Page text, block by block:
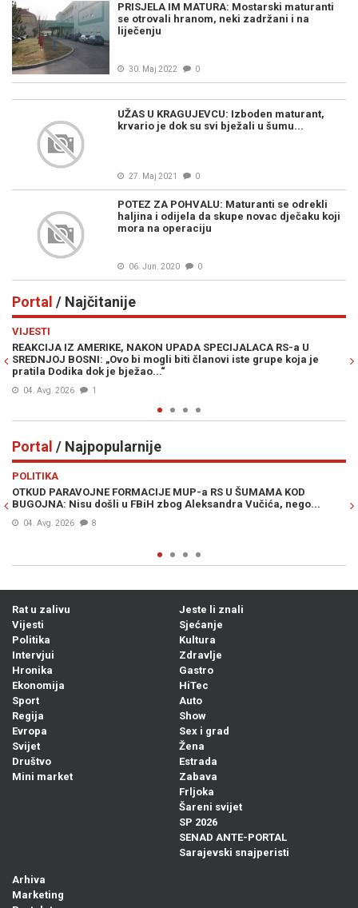
PRISJELA IM MATURA: Mostarski maturanti
se otrovali hranom, neki zadržani i na
liječenju
30. Maj 2022 0
UŽAS U KRAGUJEVCU: Izboden maturant,
krvario je dok su svi bježali u šumu...
27. Maj 2021 0
POTEZ ZA POHVALU: Maturanti se odrekli
haljina i odijela da skupe novac dječaku koji
mora na operaciju
06. Jun. 2020 0
Portal / Najčitanije
VIJESTI
REAKCIJA IZ AMERIKE, NAKON UPADA SPECIJALACA RS-a U
SREDNJOJ BOSNI: „Ovo bi mogli biti članovi iste grupe koja je
pratila Dodika dok je bježao...“
04. Avg. 2026 1
Portal / Najpopularnije
POLITIKA
OTKUD PARAVOJNE FORMACIJE MUP-a RS U ŠUMAMA KOD
BUGOJNA: Nisu došli u FBiH zbog Aleksandra Vučića, nego...
04. Avg. 2026 8
Rat u zalivu
Vijesti
Politika
Intervjui
Hronika
Ekonomija
Sport
Regija
Evropa
Svijet
Društvo
Mini market
Jeste li znali
Sjećanje
Kultura
Zdravlje
Gastro
HiTec
Auto
Show
Sex i grad
Žena
Estrada
Zabava
Frljoka
Šareni svijet
SP 2026
SENAD ANTE-PORTAL
Sarajevski snajperisti
Arhiva
Marketing